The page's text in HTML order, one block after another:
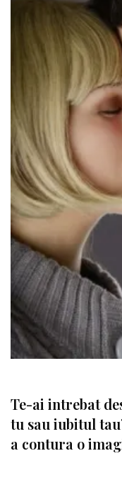
Te-ai intrebat
tu sau iubitul
a contura o